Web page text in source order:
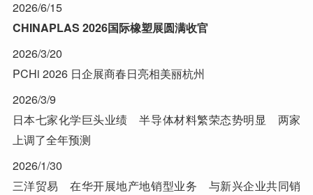
2026/6/15
CHINAPLAS 2026国际橡塑展圆满收官
2026/3/20
PCHi 2026 日企展商春日亮相美丽杭州
2026/3/9
日本七家化学巨头业绩 半导体材料繁荣态势明显 两家
上调了全年预测
2026/1/30
三洋贸易 在华开展地产地销型业务 与新兴企业共同销